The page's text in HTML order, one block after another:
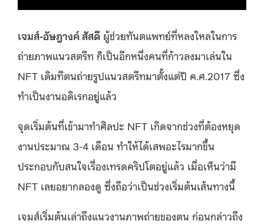
เจมส์-อัษฎางค์ สัสดี ผู้ช่วยทันตแพทย์ที่หลงใหลในการ
ถ่ายภาพแนวสตรีท ก็เป็นอีกหนึ่งคนที่ก้าวลงมาเล่นใน
NFT เดิมทีตนถ่ายรูปแนวสตรีทมาตั้งแต่ปี ค.ศ.2017 ซึ่ง
ทำเป็นงานอดิเรกอยู่แล้ว
จุดเริ่มต้นที่เข้ามาทำศิลปะ NFT เกิดจากช่วงที่ต้องหยุด
งานประมาณ 3-4 เดือน ทำให้ได้เสพอะไรมากขึ้น
ประกอบกับสนใจเรื่องเทรดคริปโตอยู่แล้ว เมื่อเห็นว่ามี
NFT เลยอยากลองดู ซึ่งถือว่าเป็นช่วงเริ่มต้นเส้นทางนี้
เจมส์เริ่มต้นเล่าถึงแนวงานภาพถ่ายของตน ก่อนกล่าวถึง